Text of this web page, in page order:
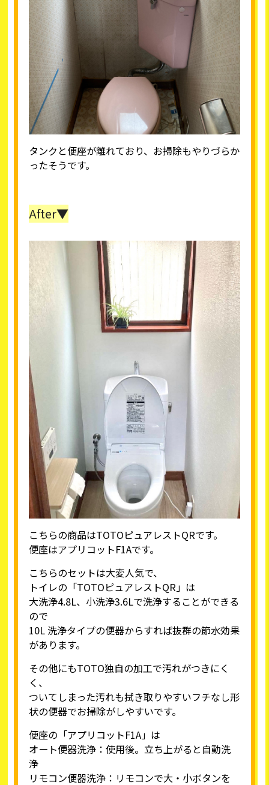
タンクと便座が離れており、お掃除もやりづらか
ったそうです。
After▼
こちらの商品はTOTOピュアレストQRです。
便座はアプリコットF1Aです。
こちらのセットは大変人気で、
トイレの「TOTOピュアレストQR」は
大洗浄4.8L、小洗浄3.6Lで洗浄することができる
ので
10L 洗浄タイプの便器からすれば抜群の節水効果
があります。
その他にもTOTO独自の加工で汚れがつきにく
く、
ついてしまった汚れも拭き取りやすいフチなし形
状の便器でお掃除がしやすいです。
便座の「アプリコットF1A」は
オート便器洗浄：使用後。立ち上がると自動洗
浄
リモコン便器洗浄：リモコンで大・小ボタンを